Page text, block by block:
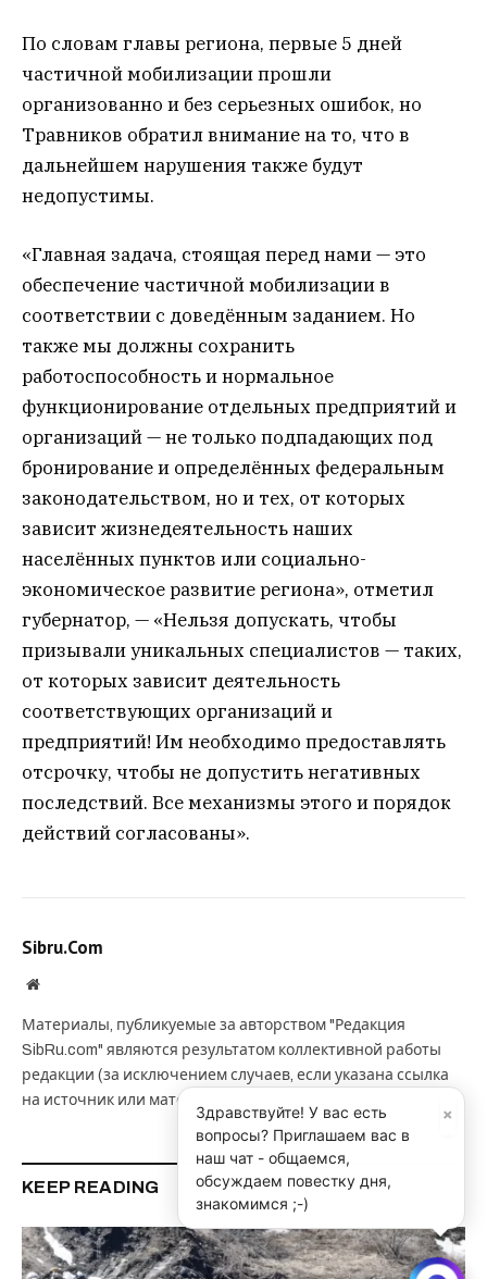
По словам главы региона, первые 5 дней
частичной мобилизации прошли
организованно и без серьезных ошибок, но
Травников обратил внимание на то, что в
дальнейшем нарушения также будут
недопустимы.
«Главная задача, стоящая перед нами — это
обеспечение частичной мобилизации в
соответствии с доведённым заданием. Но
также мы должны сохранить
работоспособность и нормальное
функционирование отдельных предприятий и
организаций — не только подпадающих под
бронирование и определённых федеральным
законодательством, но и тех, от которых
зависит жизнедеятельность наших
населённых пунктов или социально-
экономическое развитие региона», отметил
губернатор, — «Нельзя допускать, чтобы
призывали уникальных специалистов — таких,
от которых зависит деятельность
соответствующих организаций и
предприятий! Им необходимо предоставлять
отсрочку, чтобы не допустить негативных
последствий. Все механизмы этого и порядок
действий согласованы».
Sibru.Com
Website
Материалы, публикуемые за авторством "Редакция
SibRu.com" являются результатом коллективной работы
редакции (за исключением случаев, если указана ссылка
на источник или материал помечен как рекламный).
KEEP READING
×
Здравствуйте! У вас есть
вопросы? Приглашаем вас в
наш чат - общаемся,
обсуждаем повестку дня,
знакомимся ;-)